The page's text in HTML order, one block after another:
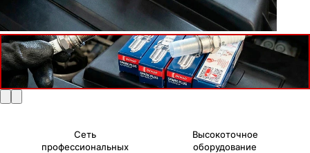
Сеть
профессиональных
Высокоточное
оборудование